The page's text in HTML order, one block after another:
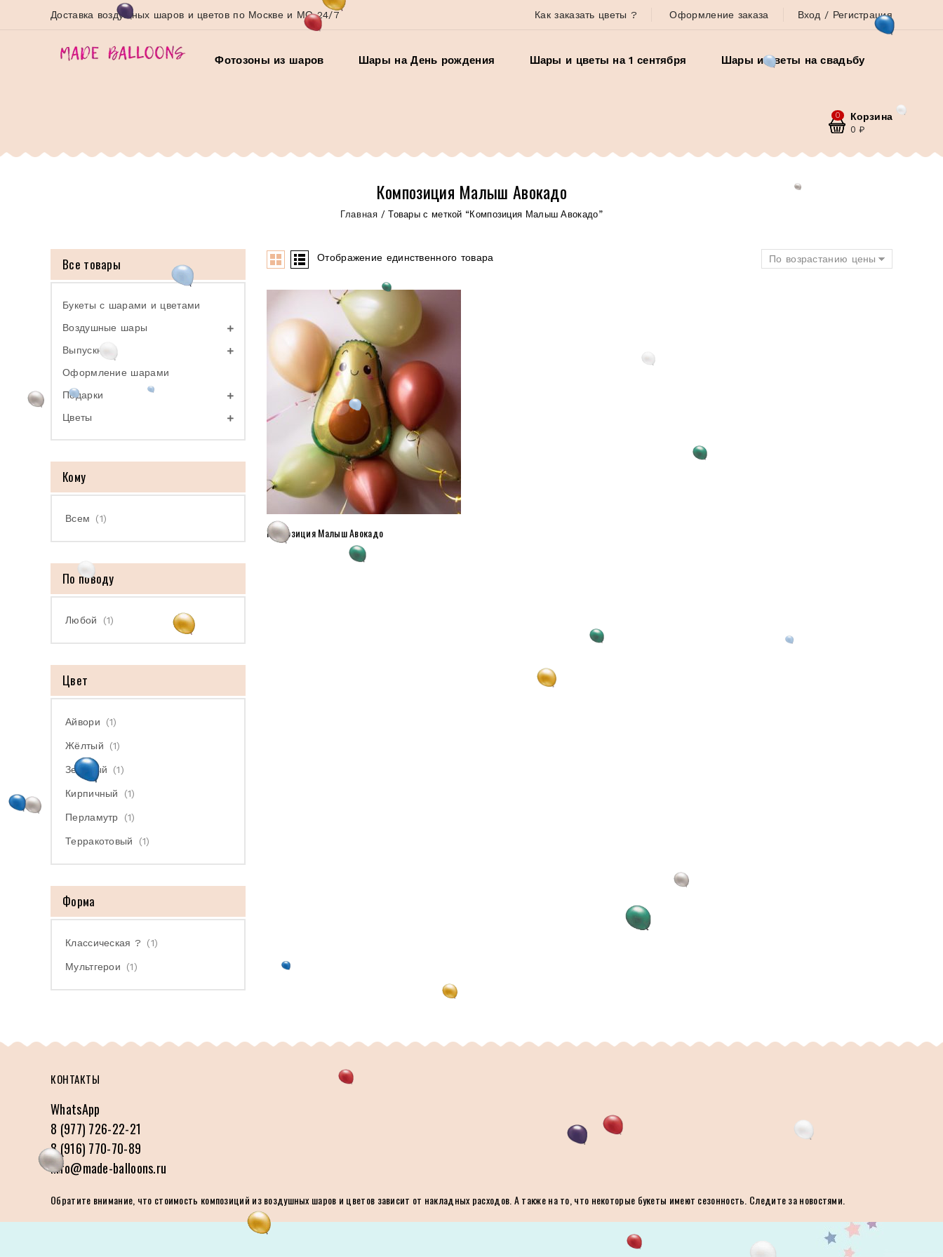
Доставка воздушных шаров и цветов по Москве и МО 24/7 Как заказать цветы ? Оформление заказа Вход / Регистрация
Фотозоны из шаров Шары на День рождения Шары и цветы на 1 сентября Шары и цветы на свадьбу
Корзина
0
0₽
Композиция Малыш Авокадо
Главная /Товары с меткой “Композиция Малыш Авокадо”
Отображение единственного товара По возрастанию цены
Композиция Малыш Авокадо
Все товары
Букеты с шарами и цветами
Воздушные шары
Выпускной
Оформление шарами
Подарки
Цветы
Кому
Всем (1)
По поводу
Любой (1)
Цвет
Айвори (1)
Жёлтый (1)
Зелёный (1)
Кирпичный (1)
Перламутр (1)
Терракотовый (1)
Форма
Классическая ? (1)
Мультгерои (1)
КОНТАКТЫ
WhatsApp
8 (977) 726-22-21
8 (916) 770-70-89
info@made-balloons.ru
Обратите внимание, что стоимость композиций из воздушных шаров и цветов зависит от накладных расходов. А также на то, что некоторые букеты имеют сезонность. Следите за новостями.